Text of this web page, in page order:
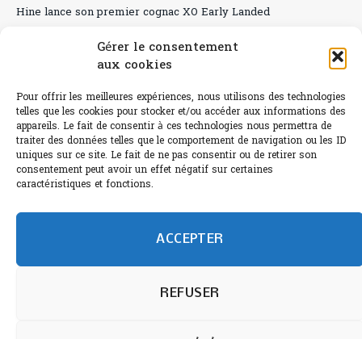
Gérer le consentement
aux cookies
Pour offrir les meilleures expériences, nous utilisons des technologies
telles que les cookies pour stocker et/ou accéder aux informations des
appareils. Le fait de consentir à ces technologies nous permettra de
traiter des données telles que le comportement de navigation ou les ID
uniques sur ce site. Le fait de ne pas consentir ou de retirer son
consentement peut avoir un effet négatif sur certaines
caractéristiques et fonctions.
ACCEPTER
REFUSER
Hine lance son premier cognac XO Early Landed
Canicule : A quand le CHR à « l’heure espagnole » ?
Sélection de rosés 2026
L'abus d'alcool est dangereux pour la santé.
humain et 0% IA de Paris Bistro Editions - SARL de Presse -
Informations légales etRGPD